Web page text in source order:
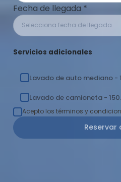
Fecha de llegada *
Selecciona fecha de llegada
Servicios adicionales
Lavado de auto mediano -
Lavado de camioneta -
Acepto los términos y
Reservar